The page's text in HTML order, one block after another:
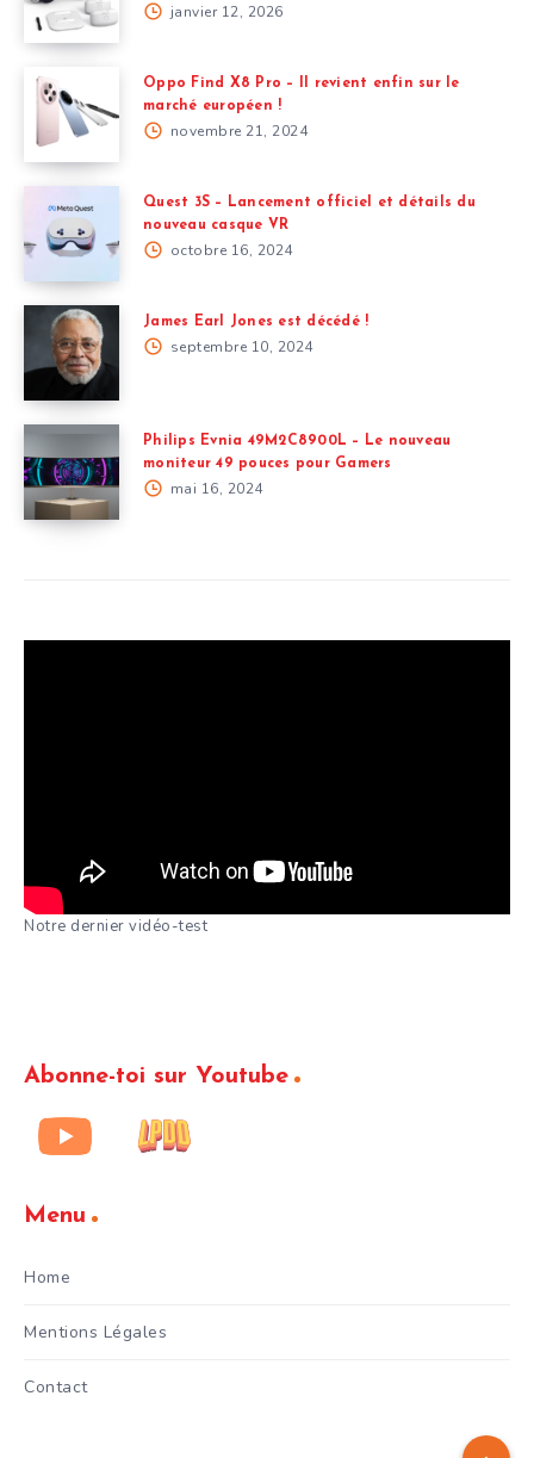
janvier 12, 2026
Oppo Find X8 Pro – Il revient enfin sur le
marché européen !
novembre 21, 2024
Quest 3S – Lancement officiel et détails du
nouveau casque VR
octobre 16, 2024
James Earl Jones est décédé !
septembre 10, 2024
Philips Evnia 49M2C8900L – Le nouveau
moniteur 49 pouces pour Gamers
mai 16, 2024
Notre dernier vidéo-test
Abonne-toi sur Youtube
Menu
Home
Mentions Légales
Contact